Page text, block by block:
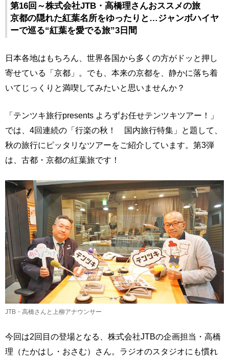
第16回～株式会社JTB・高橋理さんおススメの旅
京都の隠れた紅葉名所をゆったりと…ジャンボハイヤ
ーで巡る“紅葉を愛でる旅”3日間
日本各地はもちろん、世界各国から多くの方がドッと押し
寄せている「京都」。でも、本来の京都を、静かに落ち着
いてじっくりと満喫してみたいと思いませんか？
「テンツキ旅行presents よろずお任せテンツキツアー！」
では、4回連続の「行楽の秋！ 国内旅行特集」と題して、
秋の旅行にピッタリなツアーをご紹介しています。第3弾
は、古都・京都の紅葉旅です！
JTB・高橋さんと上柳アナウンサー
今回は2回目の登場となる、株式会社JTBの企画担当・高橋
理（たかはし・おさむ）さん。ラジオのスタジオにも慣れ